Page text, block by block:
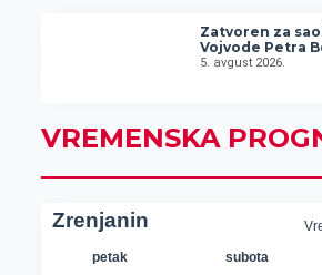
Zatvoren za
Vojvode Petra
5. avgust 2026.
VREMENSKA